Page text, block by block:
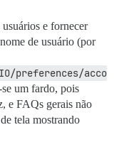
e fornecer
de usuário (por
preferences/acco
um fardo, pois
e FAQs gerais não
tela mostrando